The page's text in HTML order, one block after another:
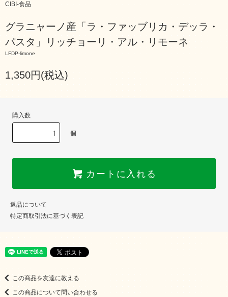
CIBI-食品
グラニャーノ産「ラ・ファッブリカ・デッラ・
パスタ」リッチョーリ・アル・リモーネ
LFDP-limone
1,350円(税込)
購入数
個
カートに入れる
返品について
特定商取引法に基づく表記
この商品を友達に教える
この商品について問い合わせる